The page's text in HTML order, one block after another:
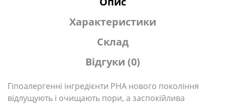
Характеристики
Склад
Відгуки (0)
Гіпоалергенні інгредієнти PHA нового покоління
відлущують і очищають пори, а заспокійлива